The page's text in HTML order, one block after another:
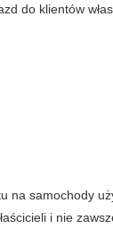
do klientów
na samochody
i nie